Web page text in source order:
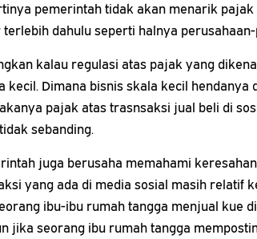
pemerintah tidak akan menarik
terlebih dahulu seperti halnya
kalau regulasi atas pajak yang
kecil. Dimana bisnis skala kecil
pajak atas trasnsaksi jual beli di
sebanding.
juga berusaha memahami
yang ada di media sosial masih relatif
ibu-ibu rumah tangga menjual kue
jika seorang ibu rumah tangga